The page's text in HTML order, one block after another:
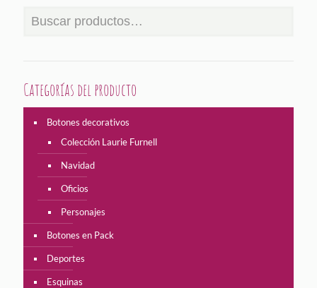
Categorías del producto
Botones decorativos
Colección Laurie Furnell
Navidad
Oficios
Personajes
Botones en Pack
Deportes
Esquinas